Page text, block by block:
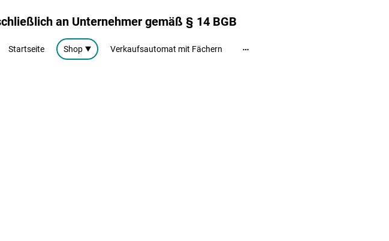
an Unternehmer gemäß § 14 BGB
Startseite Shop Verkaufsautomat mit Fächern